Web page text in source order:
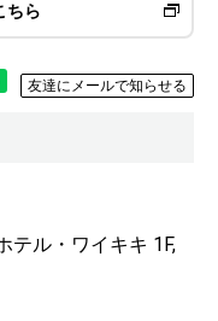
ちら
友達にメールで知らせる
テル・ワイキキ 1F,